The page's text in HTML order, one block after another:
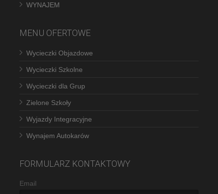
WYNAJEM
MENU OFERTOWE
Wycieczki Objazdowe
Wycieczki Szkolne
Wycieczki dla Grup
Zielone Szkoły
Wyjazdy Integracyjne
Wynajem Autokarów
FORMULARZ KONTAKTOWY
Email